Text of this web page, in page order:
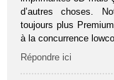
d’autres choses.
toujours plus
à la concurrence
Répondre ici